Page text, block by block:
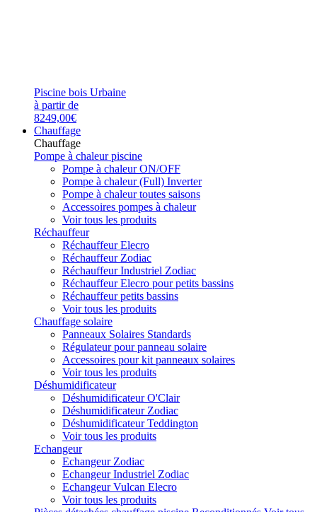
Piscine bois Urbaine
à partir de
8249,00€
Chauffage
Chauffage
Pompe à chaleur piscine
Pompe à chaleur ON/OFF
Pompe à chaleur (Full) Inverter
Pompe à chaleur toutes saisons
Accessoires pompes à chaleur
Voir tous les produits
Réchauffeur
Réchauffeur Elecro
Réchauffeur Zodiac
Réchauffeur Industriel Zodiac
Réchauffeur Elecro pour petits bassins
Réchauffeur petits bassins
Voir tous les produits
Chauffage solaire
Panneaux Solaires Standards
Régulateur pour panneau solaire
Accessoires pour kit panneaux solaires
Voir tous les produits
Déshumidificateur
Déshumidificateur O'Clair
Déshumidificateur Zodiac
Déshumidificateur Teddington
Voir tous les produits
Echangeur
Echangeur Zodiac
Echangeur Industriel Zodiac
Echangeur Vulcan Elecro
Voir tous les produits